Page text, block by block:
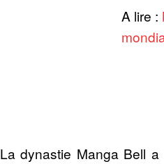
A lire :
La dynastie Manga Bell